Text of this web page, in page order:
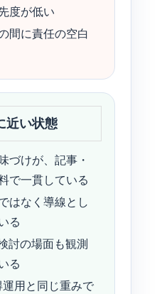
度が低い
間に責任の空白
近い状態
づけが、記事・
で一貫している
はなく導線とし
る
討の場面も観測
る
用と同じ重みで